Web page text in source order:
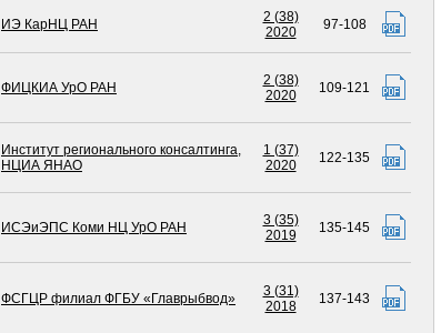
ИЭ КарНЦ РАН
2 (38)
2020
97-108
ФИЦКИА УрО РАН
2 (38)
2020
109-121
Институт регионального консалтинга,
НЦИА ЯНАО
1 (37)
2020
122-135
ИСЭиЭПС Коми НЦ УрО РАН
3 (35)
2019
135-145
ФСГЦР филиал ФГБУ «Главрыбвод»
3 (31)
2018
137-143